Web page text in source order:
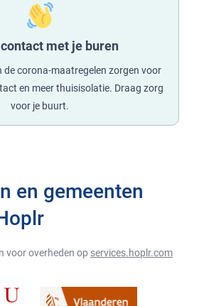
met je buren
de corona-maatregelen zorgen voor
en meer thuisisolatie. Draag zorg
voor je buurt.
en gemeenten
voor overheden op services.hoplr.com